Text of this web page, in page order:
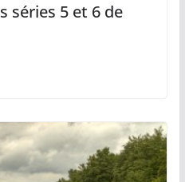
séries 5 et 6 de